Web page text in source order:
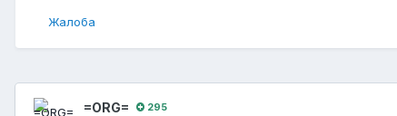
Жалоба
=ORG= 295